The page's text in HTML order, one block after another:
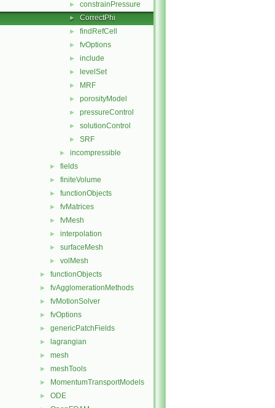
► constrainPressure
► CorrectPhi
► findRefCell
► fvOptions
► include
► levelSet
► MRF
► porosityModel
► pressureControl
► solutionControl
► SRF
► incompressible
► fields
► finiteVolume
► functionObjects
► fvMatrices
► fvMesh
► interpolation
► surfaceMesh
► volMesh
► functionObjects
► fvAgglomerationMethods
► fvMotionSolver
► fvOptions
► genericPatchFields
► lagrangian
► mesh
► meshTools
► MomentumTransportModels
► ODE